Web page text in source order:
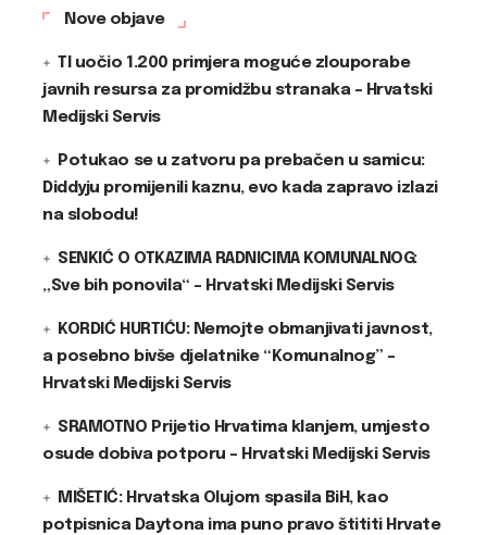
Nove objave
TI uočio 1.200 primjera moguće zlouporabe
javnih resursa za promidžbu stranaka – Hrvatski
Medijski Servis
Potukao se u zatvoru pa prebačen u samicu:
Diddyju promijenili kaznu, evo kada zapravo izlazi
na slobodu!
SENKIĆ O OTKAZIMA RADNICIMA KOMUNALNOG:
„Sve bih ponovila“ – Hrvatski Medijski Servis
KORDIĆ HURTIĆU: Nemojte obmanjivati javnost,
a posebno bivše djelatnike “Komunalnog” –
Hrvatski Medijski Servis
SRAMOTNO Prijetio Hrvatima klanjem, umjesto
osude dobiva potporu – Hrvatski Medijski Servis
MIŠETIĆ: Hrvatska Olujom spasila BiH, kao
potpisnica Daytona ima puno pravo štititi Hrvate